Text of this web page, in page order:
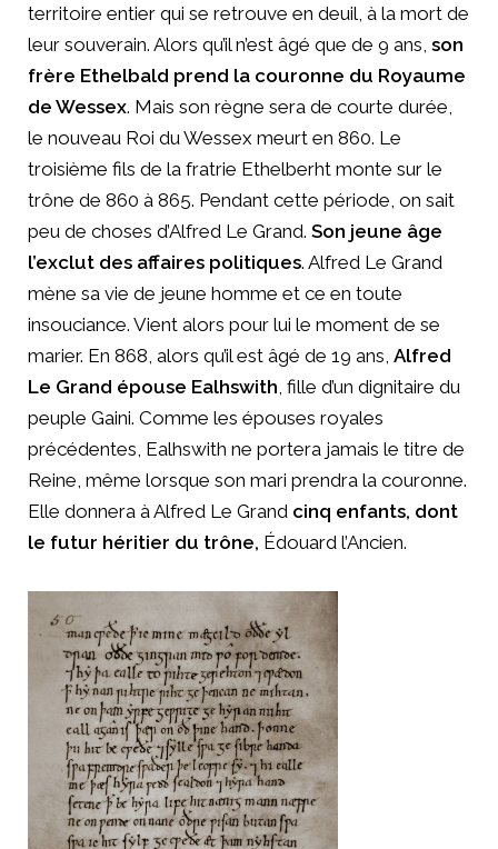
territoire entier qui se retrouve en deuil, à la mort de
leur souverain. Alors qu’il n’est âgé que de 9 ans, son
frère Ethelbald prend la couronne du Royaume
de Wessex. Mais son règne sera de courte durée,
le nouveau Roi du Wessex meurt en 860. Le
troisième fils de la fratrie Ethelberht monte sur le
trône de 860 à 865. Pendant cette période, on sait
peu de choses d’Alfred Le Grand. Son jeune âge
l’exclut des affaires politiques. Alfred Le Grand
mène sa vie de jeune homme et ce en toute
insouciance. Vient alors pour lui le moment de se
marier. En 868, alors qu’il est âgé de 19 ans, Alfred
Le Grand épouse Ealhswith, fille d’un dignitaire du
peuple Gaini. Comme les épouses royales
précédentes, Ealhswith ne portera jamais le titre de
Reine, même lorsque son mari prendra la couronne.
Elle donnera à Alfred Le Grand cinq enfants, dont
le futur héritier du trône, Édouard l’Ancien.